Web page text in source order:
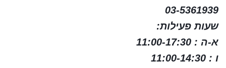
03-5361939
שעות פעילות:
א-ה : 11:00-17:30
ו : 11:00-14:30